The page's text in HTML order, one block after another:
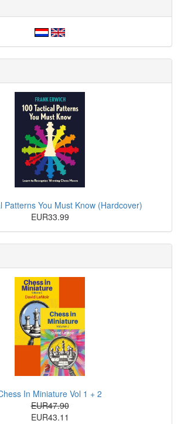
Patterns You Must Know (Hardcover)
EUR33.99
In Miniature Vol 1 + 2
EUR47.90
EUR43.11